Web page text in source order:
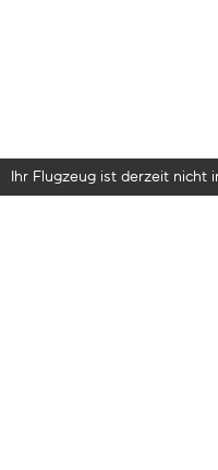
Ihr Flugzeug ist derzeit nicht